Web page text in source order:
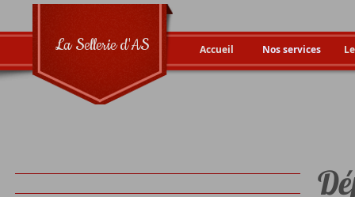
Accueil Nos services
La Sellerie d'AS